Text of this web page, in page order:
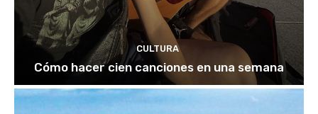
CULTURA
Cómo hacer cien canciones en una semana